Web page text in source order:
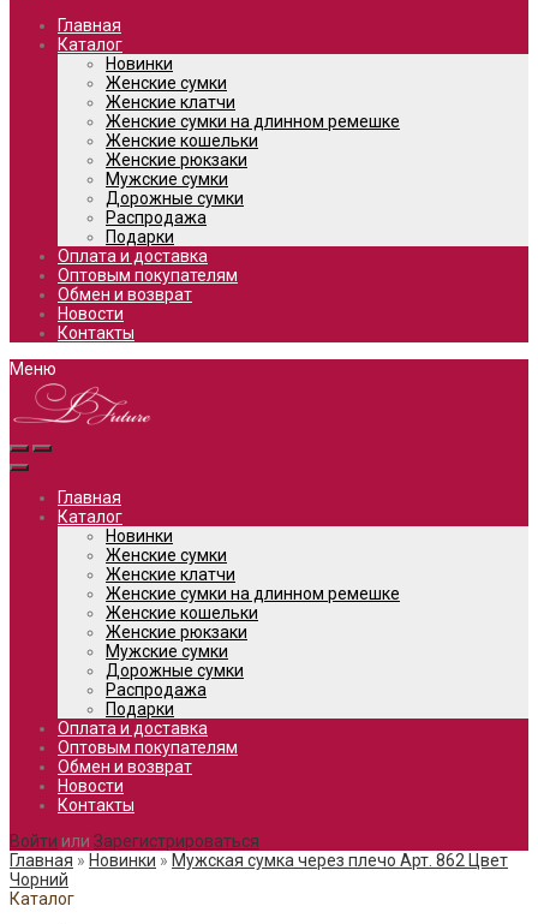
Главная
Каталог
Новинки
Женские сумки
Женские клатчи
Женские сумки на длинном ремешке
Женские кошельки
Женские рюкзаки
Мужские сумки
Дорожные сумки
Распродажа
Подарки
Оплата и доставка
Оптовым покупателям
Обмен и возврат
Новости
Контакты
Меню
Главная
Каталог
Новинки
Женские сумки
Женские клатчи
Женские сумки на длинном ремешке
Женские кошельки
Женские рюкзаки
Мужские сумки
Дорожные сумки
Распродажа
Подарки
Оплата и доставка
Оптовым покупателям
Обмен и возврат
Новости
Контакты
Войти или Зарегистрироваться
Главная » Новинки » Мужская сумка через плечо Арт. 862 Цвет
Чорний
Каталог